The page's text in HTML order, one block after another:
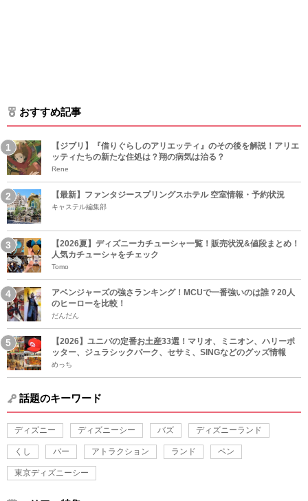
おすすめ記事
【ジブリ】『借りぐらしのアリエッティ』のその後を解説！アリエ
ッティたちの新たな住処は？翔の病気は治る？
Rene
【最新】ファンタジースプリングスホテル 空室情報・予約状況
キャステル編集部
【2026夏】ディズニーカチューシャ一覧！販売状況&値段まとめ！
人気カチューシャをチェック
Tomo
アベンジャーズの強さランキング！MCUで一番強いのは誰？20人
のヒーローを比較！
だんだん
【2026】ユニバの定番お土産33選！マリオ、ミニオン、ハリーポ
ッター、ジュラシックパーク、セサミ、SINGなどのグッズ情報
めっち
話題のキーワード
ディズニー ディズニーシー バズ ディズニーランド
くし バー アトラクション ランド ペン
東京ディズニーシー